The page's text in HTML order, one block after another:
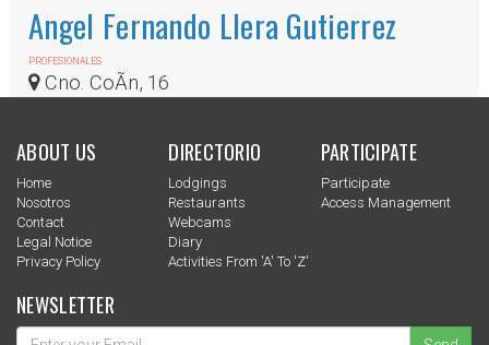
Angel Fernando Llera Gutierrez
PROFESIONALES
Cno. CoÃ­n, 16
ABOUT US
Home
Nosotros
Contact
Legal Notice
Privacy Policy
DIRECTORIO
Lodgings
Restaurants
Webcams
Diary
Activities From 'a' To 'z'
PARTICIPATE
Participate
Access Management
NEWSLETTER